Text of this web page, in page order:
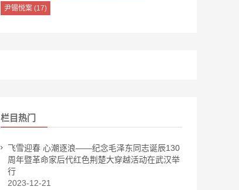
尹锡悦案 (17)
栏目热门
飞雪迎春 心潮逐浪——纪念毛泽东同志诞辰130
周年暨革命家后代红色荆楚大穿越活动在武汉举
行
2023-12-21